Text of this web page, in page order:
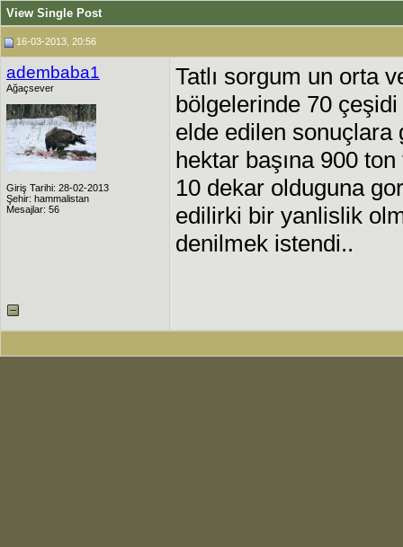
View Single Post
16-03-2013, 20:56
adembaba1
Ağaçsever
Giriş Tarihi: 28-02-2013
Şehir: hammalistan
Mesajlar: 56
Tatlı sorgum un orta
bölgelerinde 70
elde edilen sonuçlara
hektar başına 900
10 dekar olduguna
edilirki bir yanlislik
denilmek istendi..